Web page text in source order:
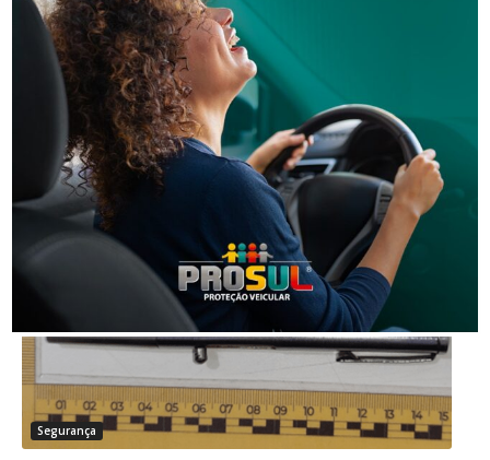
Segurança
PM recupera duas motos furtadas, uma delas usada
em assalto a um posto de combustível
Segurança